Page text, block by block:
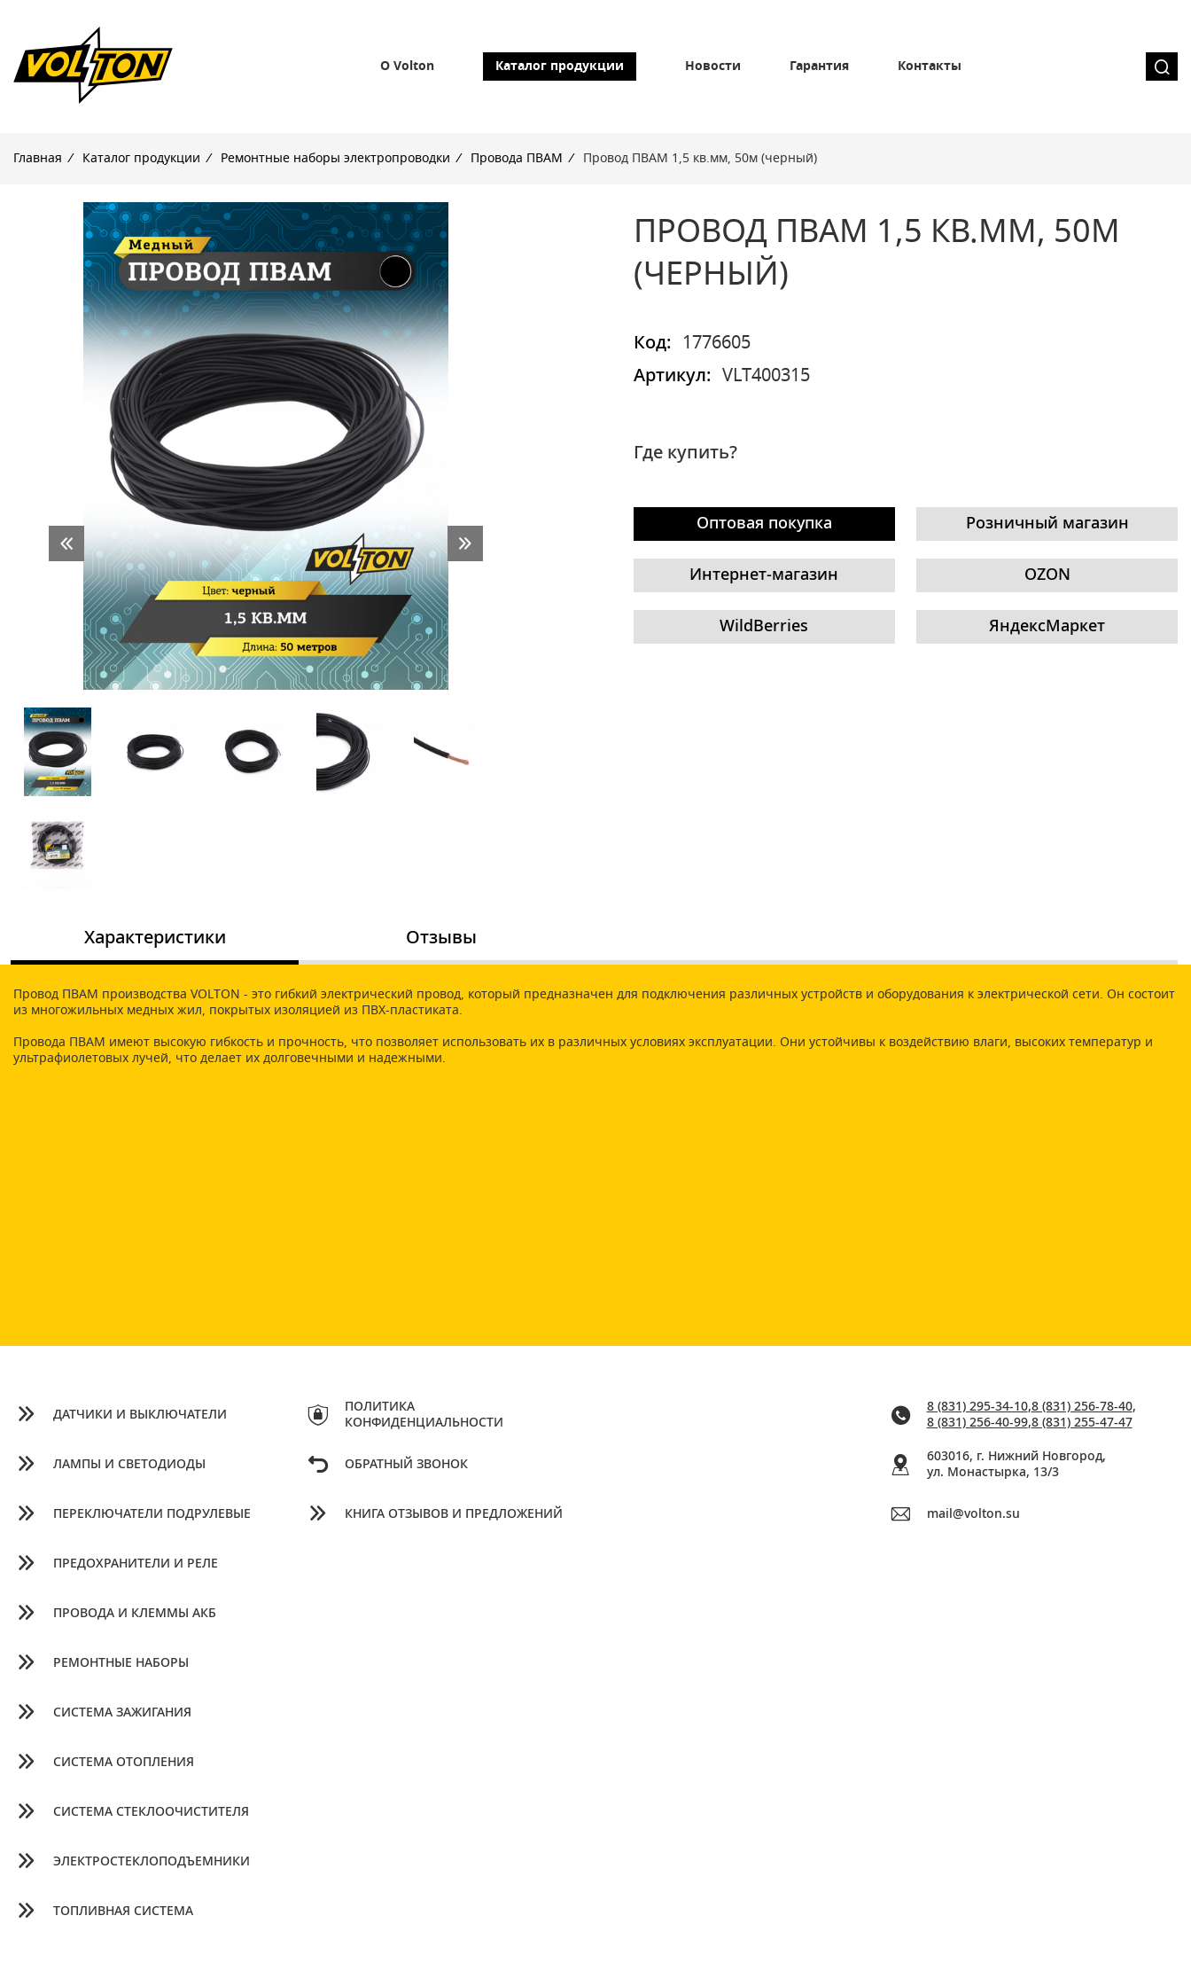
О Volton Каталог продукции Новости Гарантия Контакты
Главная / Каталог продукции / Ремонтные наборы электропроводки / Провода ПВАМ / Провод ПВАМ 1,5 кв.мм, 50м (черный)
ПРОВОД ПВАМ 1,5 КВ.ММ, 50М
(ЧЕРНЫЙ)
Код:
1776605
Артикул:
VLT400315
Где купить?
Оптовая покупка Розничный магазин
Интернет-магазин OZON
WildBerries ЯндексМаркет
Характеристики
Провод ПВАМ производства VOLTON - это гибкий электрический провод, который предназначен для подключения различных устройств и оборудования к электрической сети. Он состоит
из многожильных медных жил, покрытых изоляцией из ПВХ-пластиката.
Провода ПВАМ имеют высокую гибкость и прочность, что позволяет использовать их в различных условиях эксплуатации. Они устойчивы к воздействию влаги, высоких температур и
ультрафиолетовых лучей, что делает их долговечными и надежными.
Отзывы
ДАТЧИКИ И ВЫКЛЮЧАТЕЛИ
ЛАМПЫ И СВЕТОДИОДЫ
ПЕРЕКЛЮЧАТЕЛИ ПОДРУЛЕВЫЕ
ПРЕДОХРАНИТЕЛИ И РЕЛЕ
ПРОВОДА И КЛЕММЫ АКБ
РЕМОНТНЫЕ НАБОРЫ
СИСТЕМА ЗАЖИГАНИЯ
СИСТЕМА ОТОПЛЕНИЯ
СИСТЕМА СТЕКЛООЧИСТИТЕЛЯ
ЭЛЕКТРОСТЕКЛОПОДЪЕМНИКИ
ТОПЛИВНАЯ СИСТЕМА
ПОЛИТИКА
КОНФИДЕНЦИАЛЬНОСТИ
ОБРАТНЫЙ ЗВОНОК
КНИГА ОТЗЫВОВ И ПРЕДЛОЖЕНИЙ
8 (831) 295-34-10,8 (831) 256-78-40,
8 (831) 256-40-99,8 (831) 255-47-47
603016, г. Нижний Новгород,
ул. Монастырка, 13/3
mail@volton.su